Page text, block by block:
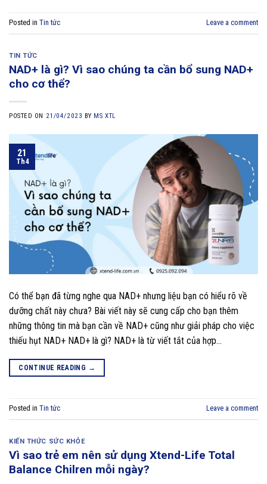
Posted in Tin tức Leave a comment
TIN TỨC
NAD+ là gì? Vì sao chúng ta cần bổ sung NAD+
cho cơ thể?
POSTED ON 21/04/2023 BY MS XTL
21
Th4
Có thể bạn đã từng nghe qua NAD+ nhưng liệu bạn có hiểu rõ về
dưỡng chất này chưa? Bài viết này sẽ cung cấp cho bạn thêm
những thông tin mà bạn cần về NAD+ cũng như giải pháp cho việc
thiếu hụt NAD+ NAD+ là gì? NAD+ là từ viết tắt của hợp…
CONTINUE READING →
Posted in Tin tức Leave a comment
KIẾN THỨC SỨC KHỎE
Vì sao trẻ em nên sử dụng Xtend-Life Total
Balance Chilren mỗi ngày?